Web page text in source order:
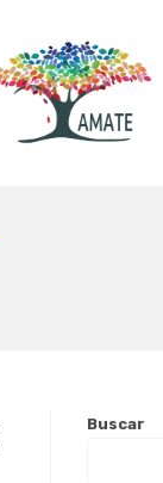
Buscar